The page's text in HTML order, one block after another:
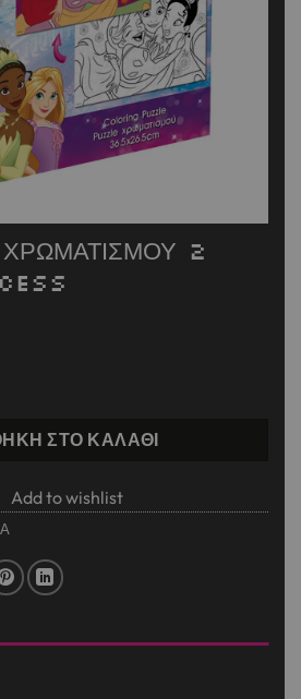
2
2 ΟΨΕΩΝ PRINCESS ποσότητα
ΣΤΟ ΚΑΛΆΘΙ
Add to wishlist